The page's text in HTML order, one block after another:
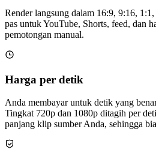
Render langsung dalam 16:9, 9:16,
pas untuk YouTube, Shorts, feed, dan
pemotongan manual.
Harga per detik
Anda membayar untuk detik yang
Tingkat 720p dan 1080p ditagih per
panjang klip sumber Anda, sehingga